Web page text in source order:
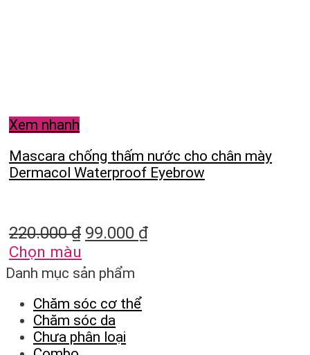
Xem nhanh
Mascara chống thấm nước cho chân mày
Dermacol Waterproof Eyebrow
220.000₫ 99.000 ₫
Chọn màu
Danh mục sản phẩm
Chăm sóc cơ thể
Chăm sóc da
Chưa phân loại